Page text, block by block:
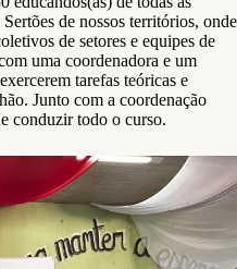
de nossos territórios, onde
de setores e equipes de
uma coordenadora e um
tarefas teóricas e
Junto com a coordenação
conduzir todo o curso.